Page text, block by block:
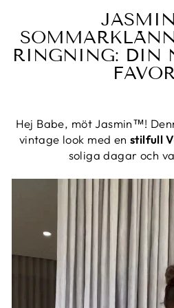
RINGNING: DIN
Hej Babe, möt Jasmin™!
vintage look med en stilfull
soliga dagar och